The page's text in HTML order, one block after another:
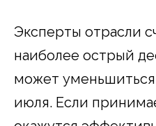
Эксперты отрасли
наиболее острый
может
июля. Если